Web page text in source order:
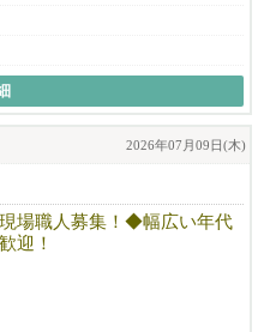
2026年07月09日(木)
場職人募集！◆幅広い年代
迎！